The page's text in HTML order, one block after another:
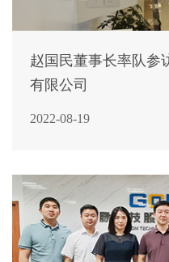
赵国民董事长率队参
有限公司
2022-08-19